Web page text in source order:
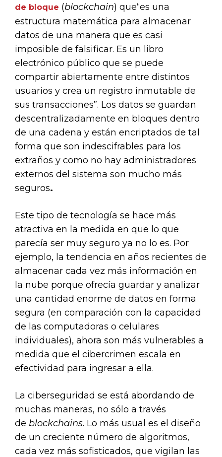
de bloque (blockchain) que“es una
estructura matemática para almacenar
datos de una manera que es casi
imposible de falsificar. Es un libro
electrónico público que se puede
compartir abiertamente entre distintos
usuarios y crea un registro inmutable de
sus transacciones”. Los datos se guardan
descentralizadamente en bloques dentro
de una cadena y están encriptados de tal
forma que son indescifrables para los
extraños y como no hay administradores
externos del sistema son mucho más
seguros.
Este tipo de tecnología se hace más
atractiva en la medida en que lo que
parecía ser muy seguro ya no lo es. Por
ejemplo, la tendencia en años recientes de
almacenar cada vez más información en
la nube porque ofrecía guardar y analizar
una cantidad enorme de datos en forma
segura (en comparación con la capacidad
de las computadoras o celulares
individuales), ahora son más vulnerables a
medida que el cibercrimen escala en
efectividad para ingresar a ella.
La ciberseguridad se está abordando de
muchas maneras, no sólo a través
de blockchains. Lo más usual es el diseño
de un creciente número de algoritmos,
cada vez más sofisticados, que vigilan las